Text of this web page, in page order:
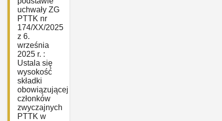
uchwały ZG
PTTK nr
174/XX/2025
z 6.
września
2025 r. :
Ustala się
wysokość
składki
obowiązującej
członków
zwyczajnych
PTTK w